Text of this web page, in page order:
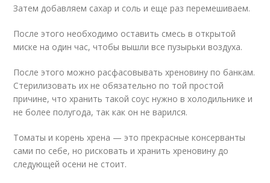
Затем добавляем сахар и соль и еще раз перемешиваем.
После этого необходимо оставить смесь в открытой
миске на один час, чтобы вышли все пузырьки воздуха.
После этого можно расфасовывать хреновину по банкам.
Стерилизовать их не обязательно по той простой
причине, что хранить такой соус нужно в холодильнике и
не более полугода, так как он не варился.
Томаты и корень хрена — это прекрасные консерванты
сами по себе, но рисковать и хранить хреновину до
следующей осени не стоит.